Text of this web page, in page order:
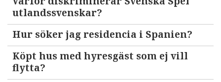
utlandssvenskar?
Hur söker jag residencia i Spanien?
Köpt hus med hyresgäst som ej vill
flytta?